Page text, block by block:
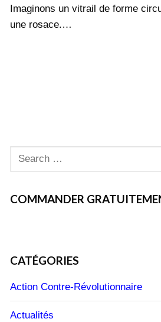
Imaginons un vitrail de forme
une rosace.…
Rechercher
:
COMMANDER
CATÉGORIES
Action Contre-Révolutionnaire
Actualités